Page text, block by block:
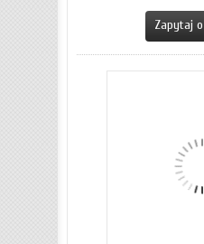
Zapytaj